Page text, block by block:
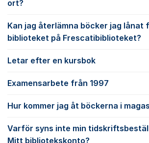
ort?
Kan jag återlämna böcker jag lånat
biblioteket på Frescatibiblioteket?
Letar efter en kursbok
Examensarbete från 1997
Hur kommer jag åt böckerna i
Varför syns inte min
Mitt bibliotekskonto?